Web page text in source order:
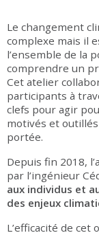
Le changement
complexe mais il
l’ensemble de la
comprendre un
Cet atelier
participants à
clefs pour agir
motivés et
portée.
Depuis fin 2018,
par l’ingénieur
aux individus et
des enjeux
L’efficacité de cet